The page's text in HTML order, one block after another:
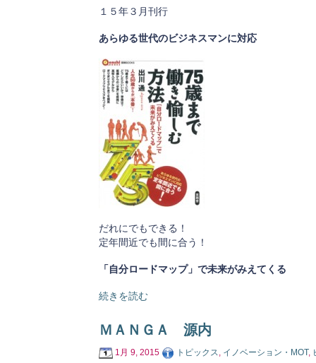
１５年３月刊行
あらゆる世代のビジネスマンに対応
だれにでもできる！
定年間近でも間に合う！
「自分ロードマップ」で未来がみえてくる
続きを読む
ＭＡＮＧＡ 源内
1月 9, 2015 トピックス イノベーション・MOT,